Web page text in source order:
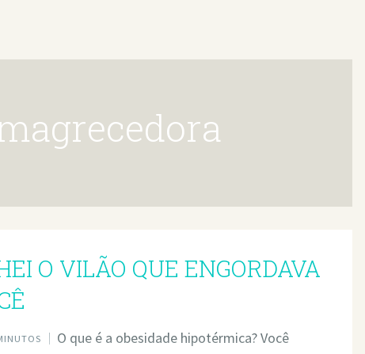
O VILÃO QUE ENGORDAVA
O que é a obesidade hipotérmica? Você